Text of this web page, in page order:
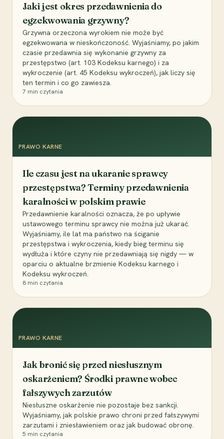
Jaki jest okres przedawnienia do
egzekwowania grzywny?
Grzywna orzeczona wyrokiem nie może być
egzekwowana w nieskończoność. Wyjaśniamy, po jakim
czasie przedawnia się wykonanie grzywny za
przestępstwo (art. 103 Kodeksu karnego) i za
wykroczenie (art. 45 Kodeksu wykroczeń), jak liczy się
ten termin i co go zawiesza.
7 min czytania
PRAWO KARNE
Ile czasu jest na ukaranie sprawcy
przestępstwa? Terminy przedawnienia
karalności w polskim prawie
Przedawnienie karalności oznacza, że po upływie
ustawowego terminu sprawcy nie można już ukarać.
Wyjaśniamy, ile lat ma państwo na ściganie
przestępstwa i wykroczenia, kiedy bieg terminu się
wydłuża i które czyny nie przedawniają się nigdy — w
oparciu o aktualne brzmienie Kodeksu karnego i
Kodeksu wykroczeń.
8 min czytania
PRAWO KARNE
Jak bronić się przed niesłusznym
oskarżeniem? Środki prawne wobec
fałszywych zarzutów
Niesłuszne oskarżenie nie pozostaje bez sankcji.
Wyjaśniamy, jak polskie prawo chroni przed fałszywymi
zarzutami i zniesławieniem oraz jak budować obronę.
5 min czytania